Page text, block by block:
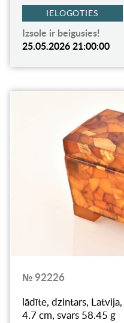
IELOGOTIES
Izsole ir beigusies!
25.05.2026 21:00:00
№ 92226
lādīte, dzintars,
4.7 cm, svars 58.45 g